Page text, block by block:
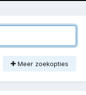
Meer zoekopties